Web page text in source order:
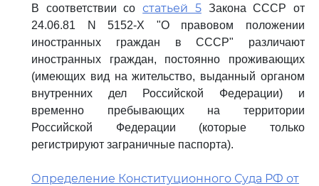
В соответствии состатьей 5Закона СССР от
24.06.81 N 5152-X "О правовом положении
иностранных граждан в СССР" различают
иностранных граждан, постоянно проживающих
(имеющих вид на жительство, выданный органом
внутренних дел Российской Федерации) и
временно пребывающих на территории
Российской Федерации (которые только
регистрируют заграничные паспорта).
Определение Конституционного Суда РФ от